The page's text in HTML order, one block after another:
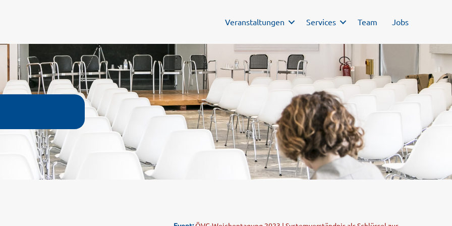
Veranstaltungen Services Team Jobs